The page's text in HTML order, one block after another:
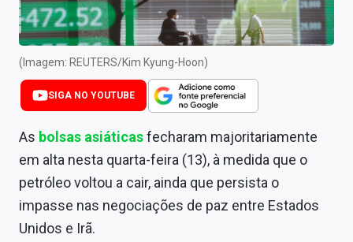
Central de Dividendos
Central de Fundos Imobiliários
Central dos IPOs
Renda Fixa
Finanças Pessoais
Mercados
Economia
(Imagem: REUTERS/Kim Kyung-Hoon)
SIGA NO YOUTUBE
As bolsas asiáticasfecharam majoritariamente
em alta nesta quarta-feira (13), à medida que o
petróleo voltou a cair, ainda que persista o
impasse nas negociações de paz entre Estados
Unidos e Irã.